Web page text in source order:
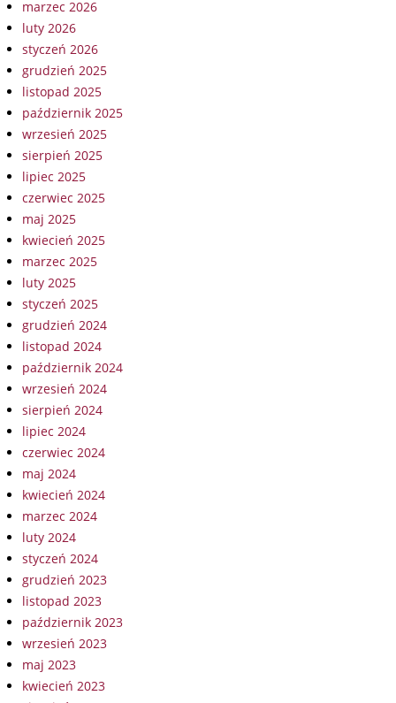
marzec 2026
luty 2026
styczeń 2026
grudzień 2025
listopad 2025
październik 2025
wrzesień 2025
sierpień 2025
lipiec 2025
czerwiec 2025
maj 2025
kwiecień 2025
marzec 2025
luty 2025
styczeń 2025
grudzień 2024
listopad 2024
październik 2024
wrzesień 2024
sierpień 2024
lipiec 2024
czerwiec 2024
maj 2024
kwiecień 2024
marzec 2024
luty 2024
styczeń 2024
grudzień 2023
listopad 2023
październik 2023
wrzesień 2023
maj 2023
kwiecień 2023